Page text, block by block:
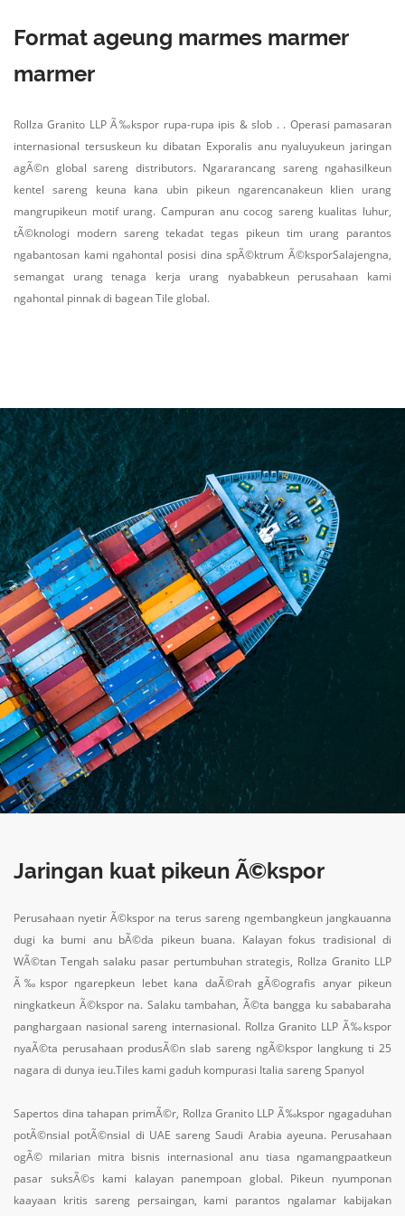
Format ageung marmes marmer
marmer
Rollza Granito LLP Ã‰kspor rupa-rupa ipis & slob . . Operasi pamasaran
internasional tersuskeun ku dibatan Exporalis anu nyaluyukeun jaringan
agÃ©n global sareng distributors. Ngararancang sareng ngahasilkeun
kentel sareng keuna kana ubin pikeun ngarencanakeun klien urang
mangrupikeun motif urang. Campuran anu cocog sareng kualitas luhur,
tÃ©knologi modern sareng tekadat tegas pikeun tim urang parantos
ngabantosan kami ngahontal posisi dina spÃ©ktrum Ã©ksporSalajengna,
semangat urang tenaga kerja urang nyababkeun perusahaan kami
ngahontal pinnak di bagean Tile global.
Jaringan kuat pikeun Ã©kspor
Perusahaan nyetir Ã©kspor na terus sareng ngembangkeun jangkauanna
dugi ka bumi anu bÃ©da pikeun buana. Kalayan fokus tradisional di
WÃ©tan Tengah salaku pasar pertumbuhan strategis, Rollza Granito LLP
Ã‰kspor ngarepkeun lebet kana daÃ©rah gÃ©ografis anyar pikeun
ningkatkeun Ã©kspor na. Salaku tambahan, Ã©ta bangga ku sababaraha
panghargaan nasional sareng internasional. Rollza Granito LLP Ã‰kspor
nyaÃ©ta perusahaan produsÃ©n slab sareng ngÃ©kspor langkung ti 25
nagara di dunya ieu.Tiles kami gaduh kompurasi Italia sareng Spanyol
Sapertos dina tahapan primÃ©r, Rollza Granito LLP Ã‰kspor ngagaduhan
potÃ©nsial potÃ©nsial di UAE sareng Saudi Arabia ayeuna. Perusahaan
ogÃ© milarian mitra bisnis internasional anu tiasa ngamangpaatkeun
pasar suksÃ©s kami kalayan panempoan global. Pikeun nyumponan
kaayaan kritis sareng persaingan, kami parantos ngalamar kabijakan